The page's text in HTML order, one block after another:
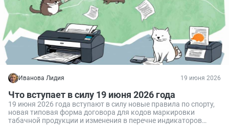
Иванова Лидия 19 июня 2026
Что вступает в силу 19 июня 2026 года
19 июня 2026 года вступают в силу новые правила по спорту,
новая типовая форма договора для кодов маркировки
табачной продукции и изменения в перечне индикаторов